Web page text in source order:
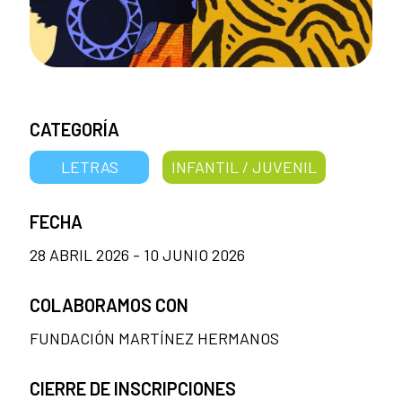
CATEGORÍA
LETRAS INFANTIL / JUVENIL
FECHA
28 ABRIL 2026 - 10 JUNIO 2026
COLABORAMOS CON
FUNDACIÓN MARTÍNEZ HERMANOS
CIERRE DE INSCRIPCIONES